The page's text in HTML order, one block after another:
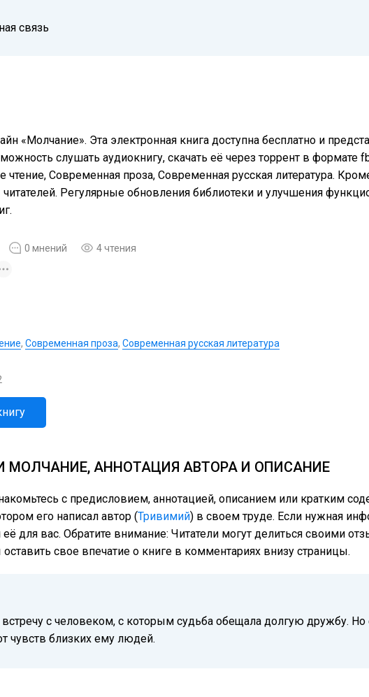
связь
«Молчание». Эта электронная книга доступна бесплатно и
слушать аудиокнигу, скачать её через торрент в формате
Современная проза, Современная русская литература.
Регулярные обновления библиотеки и улучшения
0 мнений 4 чтения
, Современная проза, Современная русская литература
МОЛЧАНИЕ, АННОТАЦИЯ АВТОРА И ОПИСАНИЕ
с предисловием, аннотацией, описанием или кратким
его написал автор (Тривимий) в своем труде. Если нужная
для вас. Обратите внимание: Читатели могут делиться своими
свое впечатие о книге в комментариях внизу страницы.
с человеком, с которым судьба обещала долгую дружбу.
чувств близких ему людей.